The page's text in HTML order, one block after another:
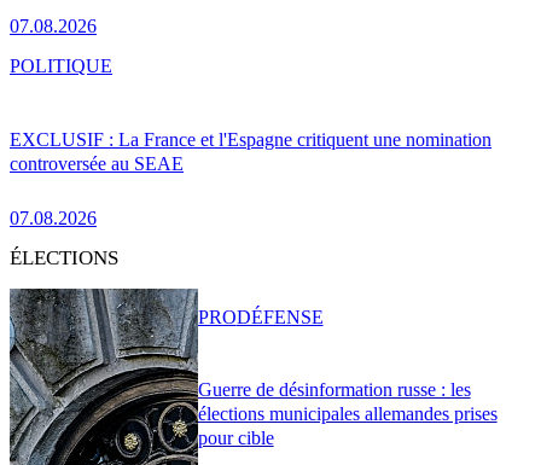
07.08.2026
EXCLUSIF : La France et l'Espagne critiquent une nomination
controversée au SEAE
07.08.2026
POLITIQUE
ÉLECTIONS
Guerre de désinformation russe : les
élections municipales allemandes prises
pour cible
PRODÉFENSE